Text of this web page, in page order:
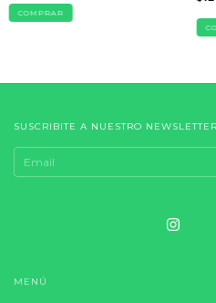
COMPRAR
SUSCRIBITE A NUESTRO
MENÚ